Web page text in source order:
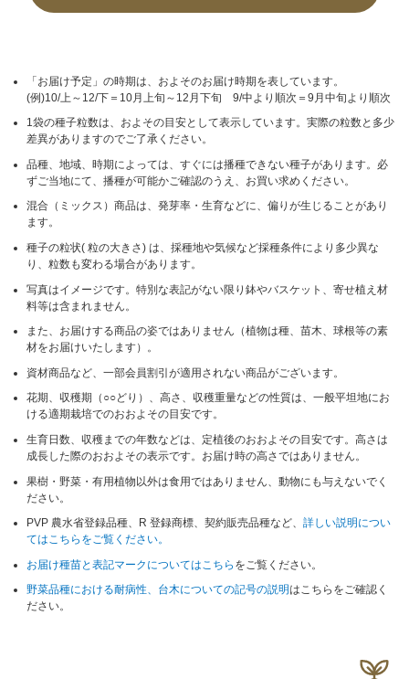
「お届け予定」の時期は、およそのお届け時期を表しています。
(例)10/上～12/下＝10月上旬～12月下旬 9/中より順次＝9月中旬より順次
1袋の種子粒数は、およその目安として表示しています。実際の粒数と多少
差異がありますのでご了承ください。
品種、地域、時期によっては、すぐには播種できない種子があります。必
ずご当地にて、播種が可能かご確認のうえ、お買い求めください。
混合（ミックス）商品は、発芽率・生育などに、偏りが生じることがあり
ます。
種子の粒状( 粒の大きさ) は、採種地や気候など採種条件により多少異な
り、粒数も変わる場合があります。
写真はイメージです。特別な表記がない限り鉢やバスケット、寄せ植え材
料等は含まれません。
また、お届けする商品の姿ではありません（植物は種、苗木、球根等の素
材をお届けいたします）。
資材商品など、一部会員割引が適用されない商品がございます。
花期、収穫期（○○どり）、高さ、収穫重量などの性質は、一般平坦地にお
ける適期栽培でのおおよその目安です。
生育日数、収穫までの年数などは、定植後のおおよその目安です。高さは
成長した際のおおよその表示です。お届け時の高さではありません。
果樹・野菜・有用植物以外は食用ではありません、動物にも与えないでく
ださい。
PVP 農水省登録品種、R 登録商標、契約販売品種など、詳しい説明につい
てはこちらをご覧ください。
お届け種苗と表記マークについてはこちら をご覧ください。
野菜品種における耐病性、台木についての記号の説明はこちらをご確認く
ださい。